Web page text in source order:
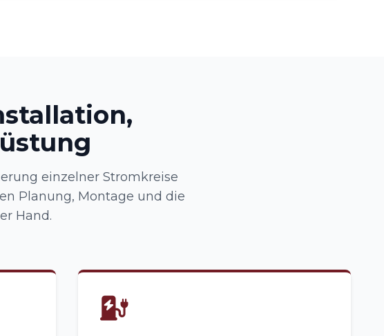
einzelner Stromkreise
Planung, Montage und die
Hand.